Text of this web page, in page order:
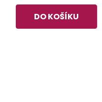
DO KOŠÍKU